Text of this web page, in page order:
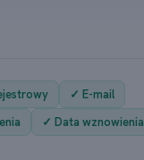
✓ E-mail
✓ Data wznowienia